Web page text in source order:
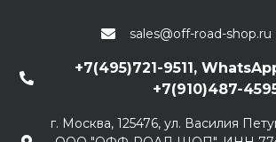
sales@off-road-shop.ru
+7(495)721-9511,
+7(910)487-
г. Москва, 125476, ул. Василия